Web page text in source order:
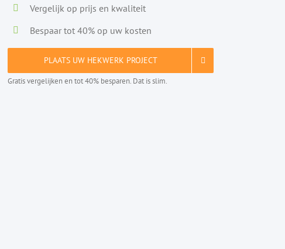
Vergelijk op prijs en kwaliteit
Bespaar tot 40% op uw kosten
PLAATS UW HEKWERK PROJECT
Gratis vergelijken en tot 40% besparen. Dat is slim.